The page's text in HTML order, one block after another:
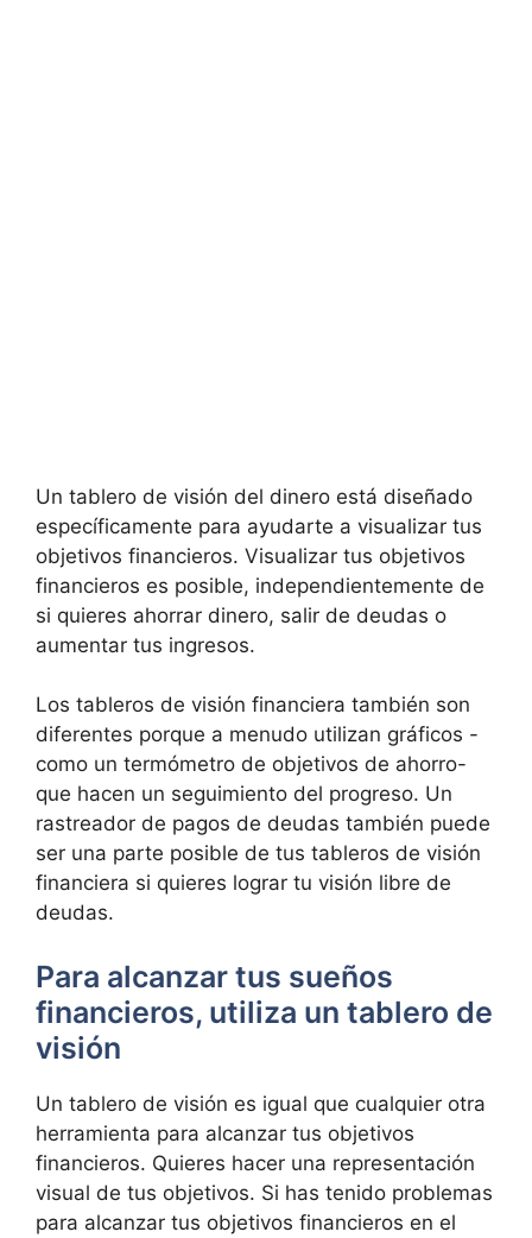
Un tablero de visión del dinero está diseñado
específicamente para ayudarte a visualizar tus
objetivos financieros. Visualizar tus objetivos
financieros es posible, independientemente de
si quieres ahorrar dinero, salir de deudas o
aumentar tus ingresos.
Los tableros de visión financiera también son
diferentes porque a menudo utilizan gráficos -
como un termómetro de objetivos de ahorro-
que hacen un seguimiento del progreso. Un
rastreador de pagos de deudas también puede
ser una parte posible de tus tableros de visión
financiera si quieres lograr tu visión libre de
deudas.
Para alcanzar tus sueños
financieros, utiliza un tablero de
visión
Un tablero de visión es igual que cualquier otra
herramienta para alcanzar tus objetivos
financieros. Quieres hacer una representación
visual de tus objetivos. Si has tenido problemas
para alcanzar tus objetivos financieros en el